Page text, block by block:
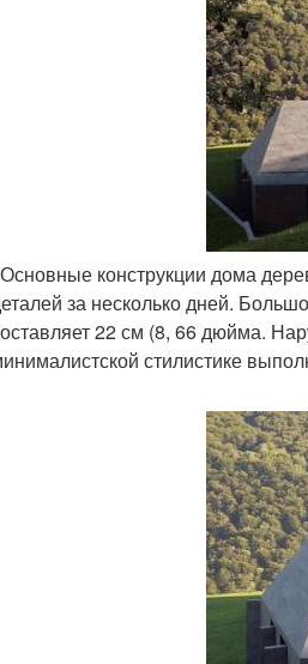
конструкции дома
за несколько дней.
22 см (8, 66 дюйма.
стилистике